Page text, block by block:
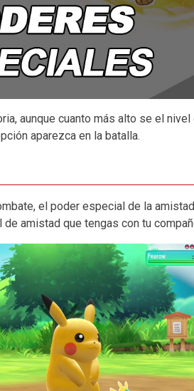
aunque cuanto más alto se el
aparezca en la batalla.
el poder especial de la
amistad que tengas con tu